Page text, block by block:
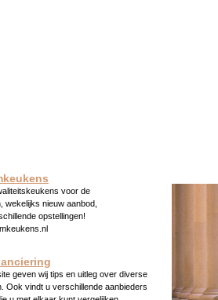
voor de
wekelijks nieuw aanbod,
opstellingen!
geven wij tips en uitleg over diverse
Ook vindt u verschillende aanbieders